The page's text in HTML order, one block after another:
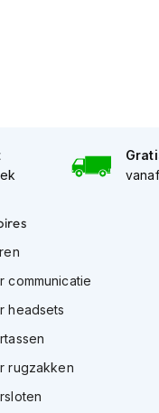
communicatie
headsets
rugzakken